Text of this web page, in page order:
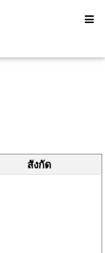
สังกัด